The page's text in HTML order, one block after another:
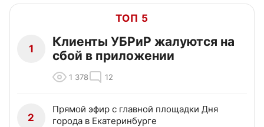
ТОП 5
1
Клиенты УБРиР жалуются на
сбой в приложении
1 378 12
2
Прямой эфир с главной площадки Дня
города в Екатеринбурге